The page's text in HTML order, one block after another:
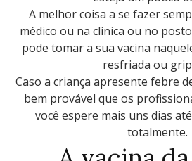
A melhor coisa a se fazer
médico ou na clínica ou no
pode tomar a sua vacina
resfriada ou
Caso a criança apresente febre
bem provável que os
você espere mais uns dias
totalmente.